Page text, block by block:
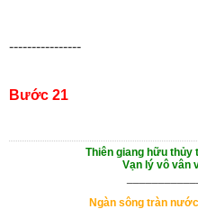
----------------
Bước 21
Thiên giang hữu thủy
Vạn lý vô vân
Ngàn sông tràn